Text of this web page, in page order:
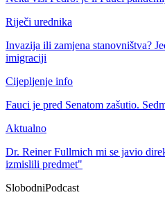
Riječi urednika
Invazija ili zamjena stanovništva?
imigraciji
Cijepljenje info
Fauci je pred Senatom zašutio.
Aktualno
Dr. Reiner Fullmich mi se javio
izmislili predmet"
SlobodniPodcast